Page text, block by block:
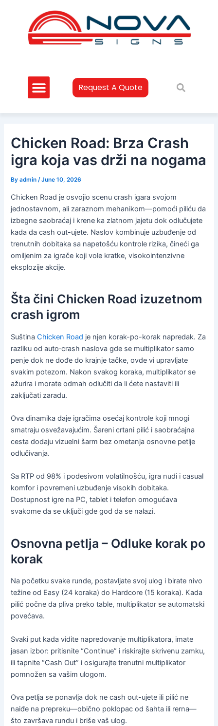
Request A Quote
Chicken Road: Brza Crash
igra koja vas drži na nogama
Byadmin/June 10, 2026
Chicken Road je osvojio scenu crash igara svojom
jednostavnom, ali zaraznom mehanikom—pomoći piliću da
izbegne saobraćaj i krene ka zlatnom jajetu dok odlučujete
kada da cash out-ujete. Naslov kombinuje uzbuđenje od
trenutnih dobitaka sa napetošću kontrole rizika, čineći ga
omiljenim za igrače koji vole kratke, visokointenzivne
eksplozije akcije.
Šta čini Chicken Road izuzetnom
crash igrom
SuštinaChicken Road je njen korak-po-korak napredak. Za
razliku od auto‑crash naslova gde se multiplikator samo
penje dok ne dođe do krajnje tačke, ovde vi upravljate
svakim potezom. Nakon svakog koraka, multiplikator se
ažurira i morate odmah odlučiti da li ćete nastaviti ili
zaključati zaradu.
Ova dinamika daje igračima osećaj kontrole koji mnogi
smatraju osvežavajućim. Šareni crtani pilić i saobraćajna
cesta dodaju vizuelni šarm bez ometanja osnovne petlje
odlučivanja.
Sa RTP od 98% i podesivom volatilnošću, igra nudi i casual
komfor i povremeni uzbuđenje visokih dobitaka.
Dostupnost igre na PC, tablet i telefon omogućava
svakome da se uključi gde god da se nalazi.
Osnovna petlja – Odluke korak po
korak
Na početku svake runde, postavljate svoj ulog i birate nivo
težine od Easy (24 koraka) do Hardcore (15 koraka). Kada
pilić počne da pliva preko table, multiplikator se automatski
povećava.
Svaki put kada vidite napredovanje multiplikatora, imate
jasan izbor: pritisnite “Continue” i riskirajte skrivenu zamku,
ili tapnite “Cash Out” i osigurajte trenutni multiplikator
pomnožen sa vašim ulogom.
Ova petlja se ponavlja dok ne cash out-ujete ili pilić ne
naiđe na prepreku—obično poklopac od šahta ili rerna—
što završava rundu i briše vaš ulog.
navigation